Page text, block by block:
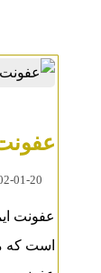
01-20
عفونت
است که